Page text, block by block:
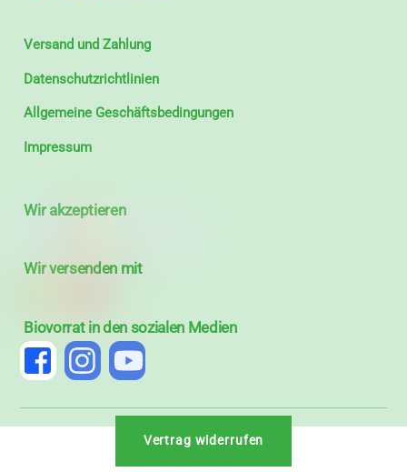
Versand und Zahlung
Datenschutzrichtlinien
Allgemeine Geschäftsbedingungen
Impressum
Wir akzeptieren
Wir versenden mit
Biovorrat in den sozialen Medien
Vertrag widerrufen